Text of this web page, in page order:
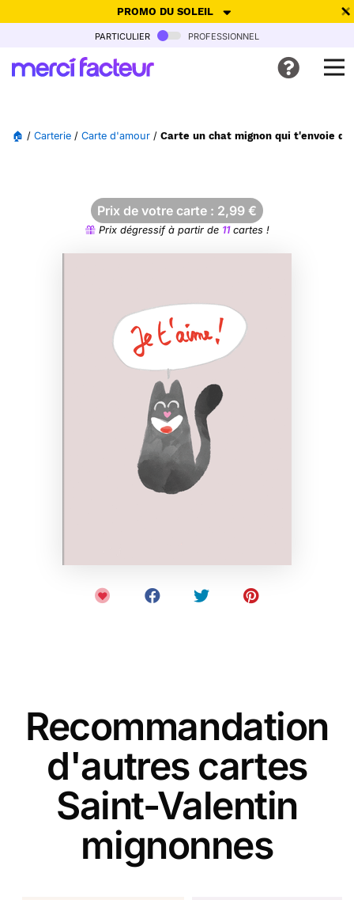
PROMO DU SOLEIL
-30% de réduction avec le code SUMMER26pour envoyer des
Ne plus afficher
particulier professionnel
🏠 / Carterie / Carte d'amour / Carte un chat mignon qui t'envoie de
Prix de votre carte : 2,99 €
Prix dégressif à partir de 11cartes !
Recommandation
d'autres cartes
Saint-Valentin
mignonnes